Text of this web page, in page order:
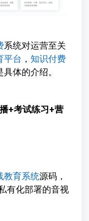
系统对运营至关
平台 ， 知识付费
体的介绍。
+考试练习+营
教育系统源码，
有化部署的音视